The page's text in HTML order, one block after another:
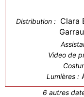
Distribution : Clara
Video de
Lumières :
6 autres